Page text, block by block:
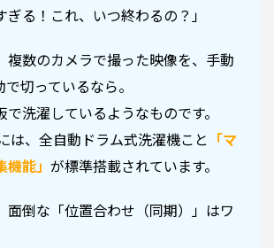
ぎる！これ、いつ終わるの？」
複数のカメラで撮った映像を、手動
切っているなら。
洗濯しているようなものです。
は、全自動ドラム式洗濯機こと 「マ
能」 が標準搭載されています。
面倒な「位置合わせ（同期）」はワ